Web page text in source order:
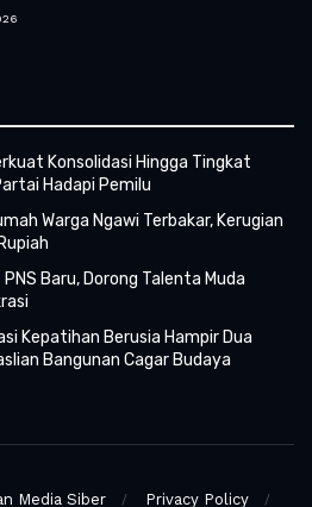
Konsolidasi Hingga Tingkat
Hadapi Pemilu
Warga Ngawi Terbakar, Kerugian
Baru, Dorong Talenta Muda
Kepatihan Berusia Hampir Dua
Bangunan Cagar Budaya
Media Siber Privacy Policy